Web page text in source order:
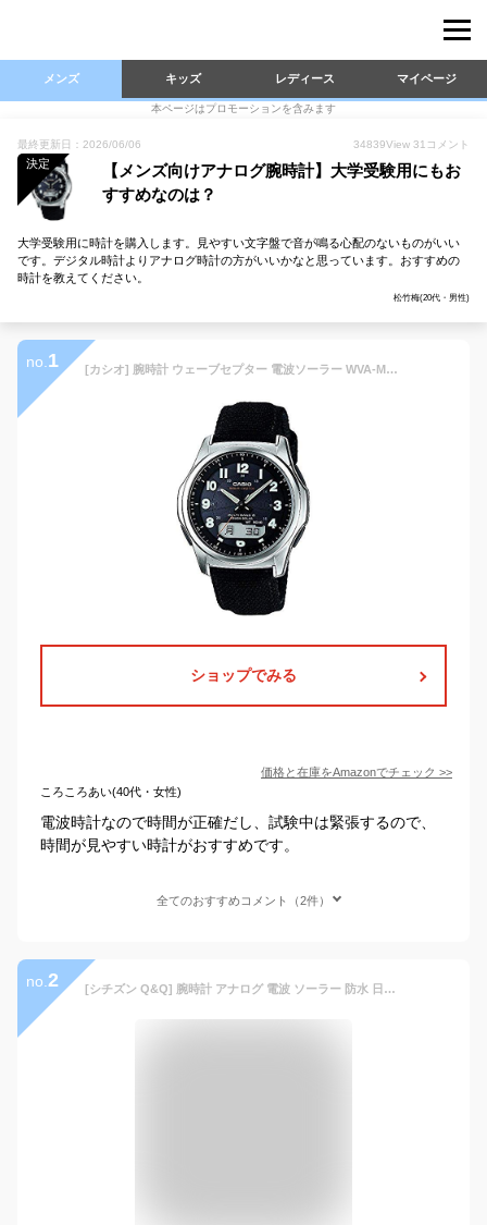
メンズ キッズ レディース マイページ
本ページはプロモーションを含みます
最終更新日：2026/06/06 34839View 31 コメント
決定
【メンズ向けアナログ腕時計】大学受験用にもお
すすめなのは？
大学受験用に時計を購入します。見やすい文字盤で音が鳴る心配のないものがいい
です。デジタル時計よりアナログ時計の方がいいかなと思っています。おすすめの
時計を教えてください。
松竹梅(20代・男性)
no. 1 [カシオ] 腕時計 ウェーブセプター 電波ソーラー WVA-M630B-1AJF ブラック
ショップでみる
価格と在庫をAmazonでチェック >>
ころころあい(40代・女性)
電波時計なので時間が正確だし、試験中は緊張するので、
時間が見やすい時計がおすすめです。
全てのおすすめコメント（2件）
no. 2 [シチズン Q&Q] 腕時計 アナログ 電波 ソーラー 防水 日付 メタルバンド MD02-204 メンズ ホワイト